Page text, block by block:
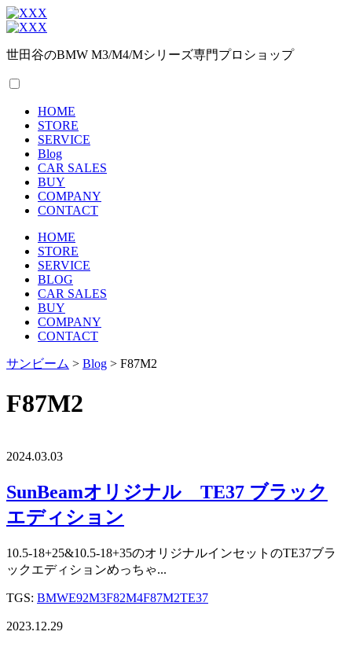
世田谷のBMW M3/M4/Mシリーズ専門プロショップ
HOME
STORE
SERVICE
Blog
CAR SALES
BUY
COMPANY
CONTACT
HOME
STORE
SERVICE
BLOG
CAR SALES
BUY
COMPANY
CONTACT
サンビーム > Blog > F87M2
F87M2
2024.03.03
SunBeamオリジナル TE37 ブラック
エディション
10.5-18+25&10.5-18+35のオリジナルインセットのTE37ブラ
ックエディションめっちゃ...
TGS: BMWE92M3F82M4F87M2TE37
2023.12.29